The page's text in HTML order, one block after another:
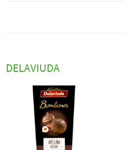
характерната горчивина на
хранене, като осигуряват
компромиси.
Всяка бонбона е обвита в
който се разтапя плавно в
интензивен какаов вкус с фин,
DELAVIUDA